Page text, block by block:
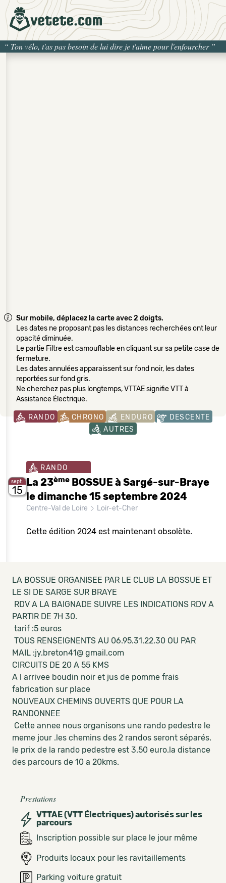
“ Ton vélo, t'as pas besoin de lui dire je t'aime pour l'enfourcher”
Sur mobile, déplacez la carte avec 2 doigts.
Les dates ne proposant pas les distances recherchées ont leur
opacité diminuée.
Le partie Filtre est camouflable en cliquant sur sa petite case de
fermeture.
Les dates annulées apparaissent sur fond noir, les dates
reportées sur fond gris.
Ne cherchez pas plus longtemps, VTTAE signifie VTT à
Assistance Électrique.
RANDO CHRONO ENDURO
DESCENTE
AUTRES
sept.
15
RANDO
La 23ème BOSSUE à Sargé-sur-Braye
le dimanche 15 septembre 2024
Centre-Val de Loire Loir-et-Cher
Cette édition 2024 est maintenant obsolète.
LA BOSSUE ORGANISEE PAR LE CLUB LA BOSSUE ET
LE SI DE SARGE SUR BRAYE
RDV A LA BAIGNADE SUIVRE LES INDICATIONS RDV A
PARTIR DE 7H 30.
tarif :5 euros
TOUS RENSEIGNENTS AU 06.95.31.22.30 OU PAR
MAIL :jy.breton41@ gmail.com
CIRCUITS DE 20 A 55 KMS
A l arrivee boudin noir et jus de pomme frais
fabrication sur place
NOUVEAUX CHEMINS OUVERTS QUE POUR LA
RANDONNEE
Cette annee nous organisons une rando pedestre le
meme jour .les chemins des 2 randos seront séparés.
le prix de la rando pedestre est 3.50 euro.la distance
des parcours de 10 a 20kms.
Prestations
VTTAE (VTT Électriques) autorisés sur les
parcours
Inscription possible sur place le jour même
Produits locaux pour les ravitaillements
Parking voiture gratuit